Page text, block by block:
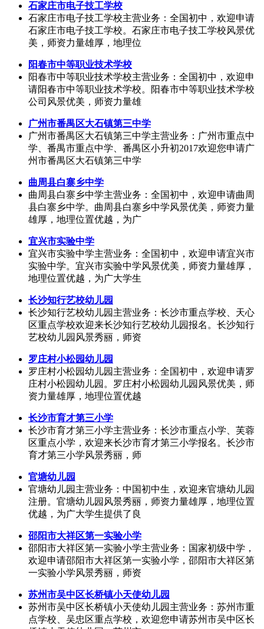
石家庄市电子技工学校
石家庄市电子技工学校主营业务：全国初中，欢迎申请
石家庄市电子技工学校。石家庄市电子技工学校风景优
美，师资力量雄厚，地理位
阳春市中等职业技术学校
阳春市中等职业技术学校主营业务：全国初中，欢迎申
请阳春市中等职业技术学校。阳春市中等职业技术学校
公司风景优美，师资力量雄
广州市番禺区大石镇第三中学
广州市番禺区大石镇第三中学主营业务：广州市重点中
学、番禺市重点中学、番禺区小升初2017欢迎您申请广
州市番禺区大石镇第三中学
曲周县白寨乡中学
曲周县白寨乡中学主营业务：全国初中，欢迎申请曲周
县白寨乡中学。曲周县白寨乡中学风景优美，师资力量
雄厚，地理位置优越，为广
宜兴市实验中学
宜兴市实验中学主营业务：全国初中，欢迎申请宜兴市
实验中学。宜兴市实验中学风景优美，师资力量雄厚，
地理位置优越，为广大学生
长沙知行艺校幼儿园
长沙知行艺校幼儿园主营业务：长沙市重点学校、天心
区重点学校欢迎来长沙知行艺校幼儿园报名。长沙知行
艺校幼儿园风景秀丽，师资
罗庄村小松园幼儿园
罗庄村小松园幼儿园主营业务：全国初中，欢迎申请罗
庄村小松园幼儿园。罗庄村小松园幼儿园风景优美，师
资力量雄厚，地理位置优越
长沙市育才第三小学
长沙市育才第三小学主营业务：长沙市重点小学、芙蓉
区重点小学，欢迎来长沙市育才第三小学报名。长沙市
育才第三小学风景秀丽，师
官塘幼儿园
官塘幼儿园主营业务：中国初中生，欢迎来官塘幼儿园
注册。官塘幼儿园风景秀丽，师资力量雄厚，地理位置
优越，为广大学生提供了良
邵阳市大祥区第一实验小学
邵阳市大祥区第一实验小学主营业务：国家初级中学，
欢迎申请邵阳市大祥区第一实验小学，邵阳市大祥区第
一实验小学风景秀丽，师资
苏州市吴中区长桥镇小天使幼儿园
苏州市吴中区长桥镇小天使幼儿园主营业务：苏州市重
点学校、吴忠区重点学校，欢迎您申请苏州市吴中区长